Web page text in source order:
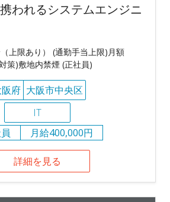
われるシステムエンジニ
上限あり） (通勤手当上限)月額
策)敷地内禁煙 (正社員)
府 大阪市中央区
IT
月給400,000円
詳細を見る